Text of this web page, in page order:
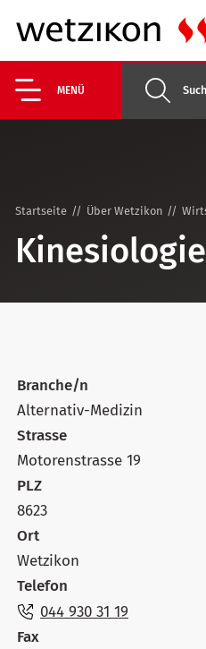
MENÜ
Startseite Über Wetzikon
Branche/n
Alternativ-Medizin
Strasse
Motorenstrasse 19
PLZ
8623
Ort
Wetzikon
Telefon
044 930 31 19
Fax